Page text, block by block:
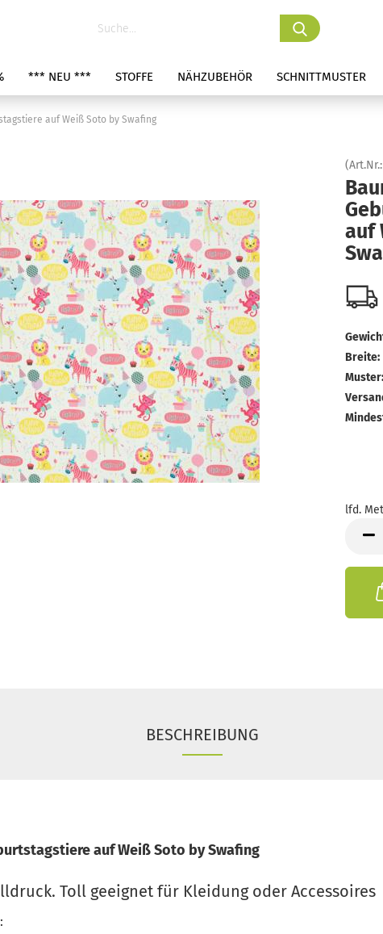
*** NEU *** STOFFE NÄHZUBEHÖR SCHNITTMUSTER
auf Weiß Soto by Swafing
(Art.Nr.:
auf
Breite:
Muster:
lfd.
BESCHREIBUNG
auf Weiß Soto by Swafing
Toll geeignet für Kleidung oder Accessoires